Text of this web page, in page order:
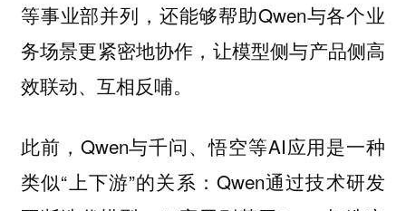
等事业部并列，还能够帮助Qwen与各个业
务场景更紧密地协作，让模型侧与产品侧高
效联动、互相反哺。
此前，Qwen与千问、悟空等AI应用是一种
类似“上下游”的关系：Qwen通过技术研发